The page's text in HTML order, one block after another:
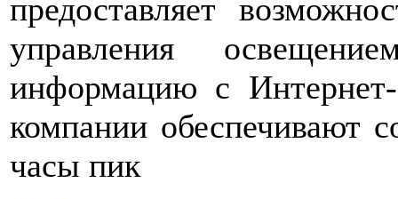
предоставляет
управления
информацию с Интернет-
компании обеспечивают
часы пик